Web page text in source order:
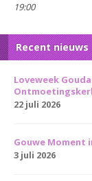
19:00
Recent nieuws
Loveweek
22 juli 2026
Gouwe Moment
3 juli 2026